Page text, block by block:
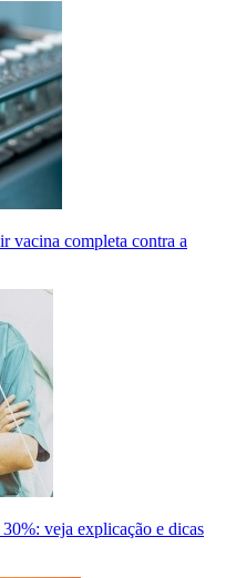
vacina completa contra a
veja explicação e dicas